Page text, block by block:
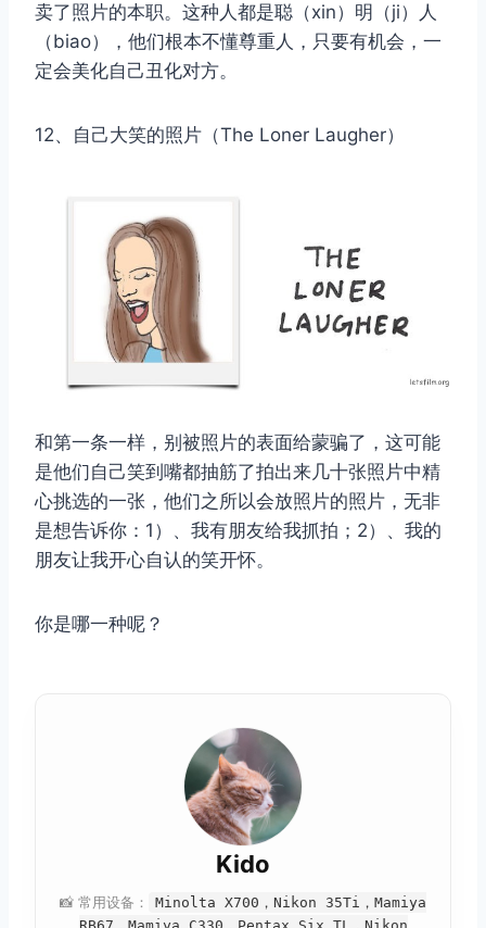
卖了照片的本职。这种人都是聪（xin）明（ji）人
（biao），他们根本不懂尊重人，只要有机会，一
定会美化自己丑化对方。
12、自己大笑的照片（The Loner Laugher）
和第一条一样，别被照片的表面给蒙骗了，这可能
是他们自己笑到嘴都抽筋了拍出来几十张照片中精
心挑选的一张，他们之所以会放照片的照片，无非
是想告诉你：1）、我有朋友给我抓拍；2）、我的
朋友让我开心自认的笑开怀。
你是哪一种呢？
Kido
📸 常用设备：
Minolta X700，Nikon 35Ti，Mamiya